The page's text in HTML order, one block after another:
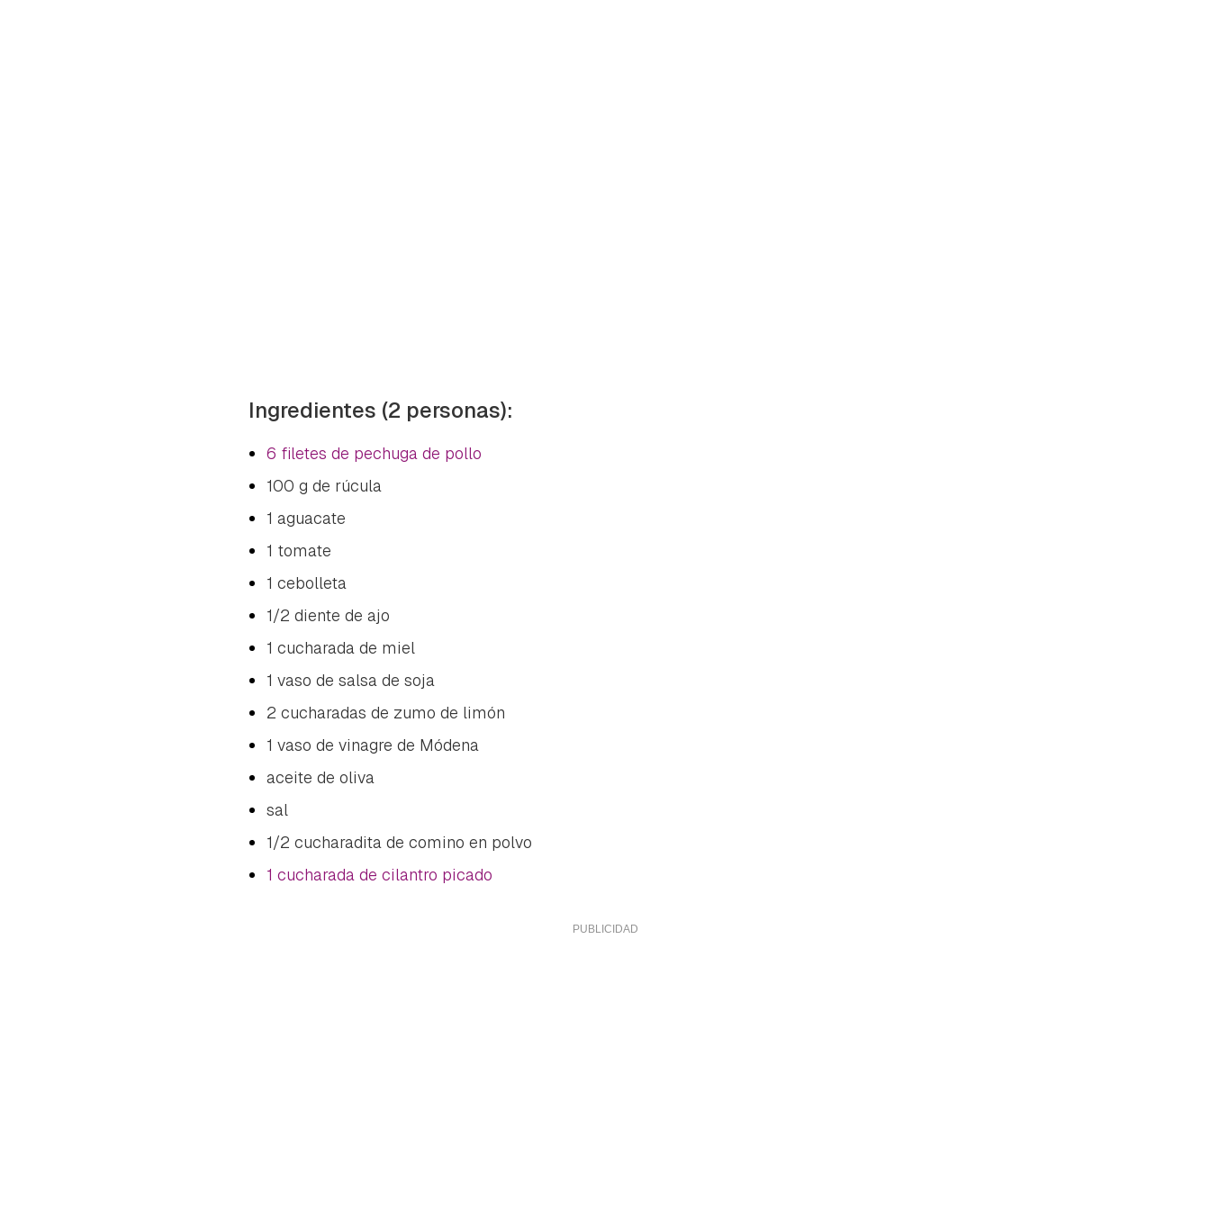
Ingredientes (2 personas):
6 filetes de pechuga de pollo
100 g de rúcula
1 aguacate
1 tomate
1 cebolleta
1/2 diente de ajo
1 cucharada de miel
1 vaso de salsa de soja
2 cucharadas de zumo de limón
1 vaso de vinagre de Módena
aceite de oliva
sal
1/2 cucharadita de comino en polvo
1 cucharada de cilantro picado